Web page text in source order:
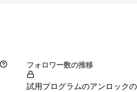
フォロワー数の推移
試用プログラムのアンロックの